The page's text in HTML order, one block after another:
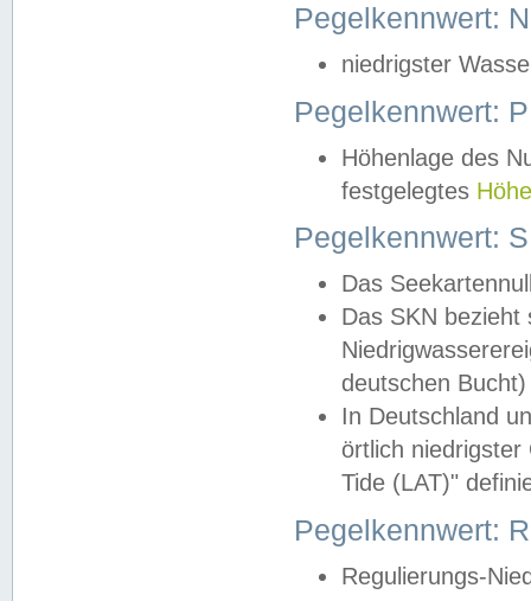
Pegelkennwert:
niedrigster
Pegelkennwert:
Höhenlage des
festgelegtes
Pegelkennwert:
Das
Das SKN
deutschen
In Deutschland
örtlich
Tide (LAT)"
Pegelkennwert:
Regulierungs-